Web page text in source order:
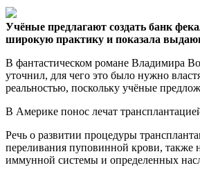
Учёные предлагают создать банк
широкую практику и показала
В фантастическом романе Владимира
уточнил, для чего это было нужно
реальностью, поскольку учёные
В Америке понос лечат
Речь о развитии процедуры
переливания пуповинной крови, также
иммунной системы и определенных